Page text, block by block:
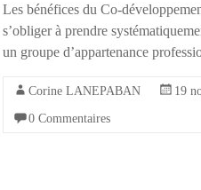
Les bénéfices du Co-
s’obliger à prendre
un groupe d’appartenance
Corine LANEPABAN 19
0 Commentaires